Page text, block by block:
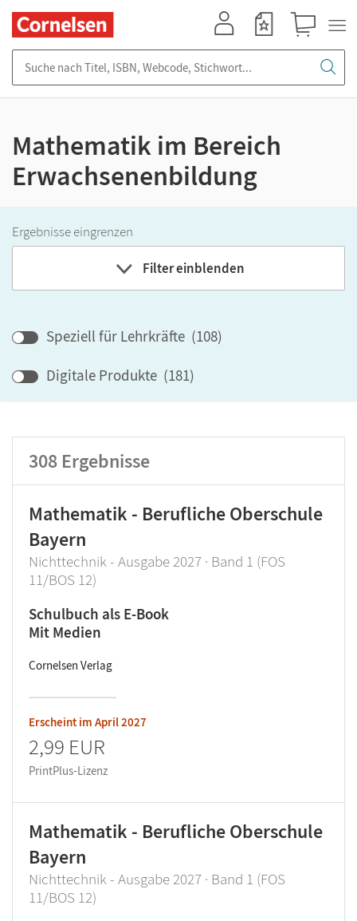
Mathematik im Bereich
Erwachsenenbildung
Ergebnisse eingrenzen
Filter einblenden
Lehrwerk/Reihe
Produktart
Speziell für Lehrkräfte (108)
Digitale Produkte (181)
308 Ergebnisse
Mathematik - Berufliche Oberschule
Bayern
Nichttechnik - Ausgabe 2027 · Band 1 (FOS
11/BOS 12)
Schulbuch als E-Book
Mit Medien
Cornelsen Verlag
Erscheint im April 2027
2,99 EUR
PrintPlus-Lizenz
Mathematik - Berufliche Oberschule
Bayern
Nichttechnik - Ausgabe 2027 · Band 1 (FOS
11/BOS 12)